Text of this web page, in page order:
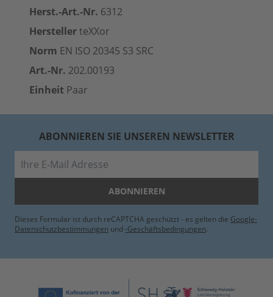
Herst.-Art.-Nr. 6312
HerstellerteXXor
Norm EN ISO 20345 S3 SRC
Art.-Nr. 202.00193
Einheit Paar
ABONNIEREN SIE UNSEREN NEWSLETTER
ABONNIEREN
Dieses Formular ist durch reCAPTCHA geschützt - es gelten die Google-
Datenschutzbestimmungen und -Geschäftsbedingungen.